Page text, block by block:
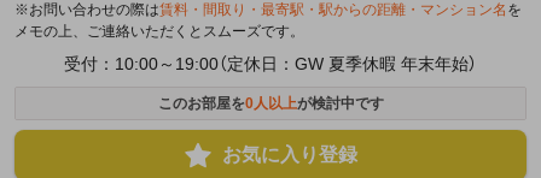
※お問い合わせの際は賃料・間取り・最寄駅・駅からの距離・マンション名 を
メモの上、ご連絡いただくとスムーズです。
受付：10:00～19:00（定休日：GW 夏季休暇 年末年始）
このお部屋を0人以上が検討中です
お気に入り登録